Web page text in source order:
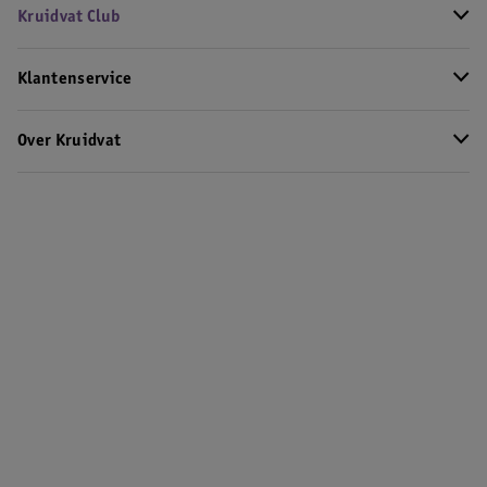
Kruidvat Club
Klantenservice
Over Kruidvat